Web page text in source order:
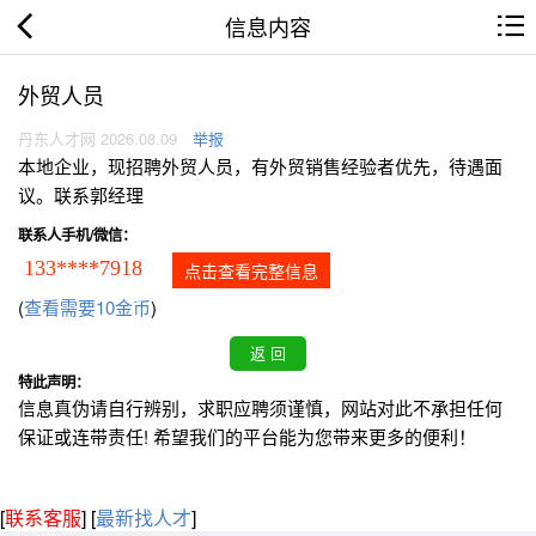
信息内容
外贸人员
丹东人才网 2026.08.09 举报
本地企业，现招聘外贸人员，有外贸销售经验者优先，待遇面
议。联系郭经理
联系人手机/微信：
133****7918 点击查看完整信息
(查看需要10金币)
特此声明：
信息真伪请自行辨别，求职应聘须谨慎，网站对此不承担任何
保证或连带责任! 希望我们的平台能为您带来更多的便利！
[联系客服] [最新找人才]